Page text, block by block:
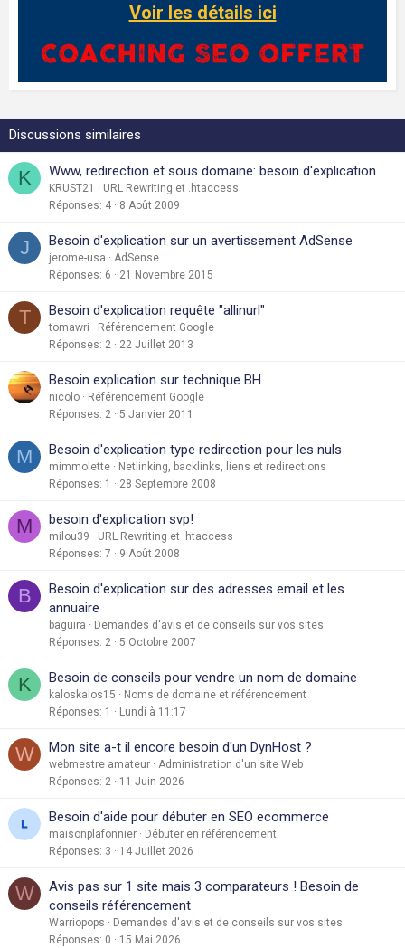
Voir les détails ici
Discussions similaires
K Www, redirection et sous domaine: besoin d'explication
KRUST21
URL Rewriting et .htaccess
Réponses 4 8 Août 2009
J Besoin d'explication sur un avertissement AdSense
jerome-usa
AdSense
Réponses 6 21 Novembre 2015
T Besoin d'explication requête "allinurl"
tomawri
Référencement Google
Réponses 2 22 Juillet 2013
Besoin explication sur technique BH
nicolo
Référencement Google
Réponses 2 5 Janvier 2011
M Besoin d'explication type redirection pour les nuls
mimmolette
Netlinking, backlinks, liens et redirections
Réponses 1 28 Septembre 2008
M besoin d'explication svp!
milou39
URL Rewriting et .htaccess
Réponses 7 9 Août 2008
B
Besoin d'explication sur des adresses email et les
annuaire
baguira
Demandes d'avis et de conseils sur vos sites
Réponses 2 5 Octobre 2007
K Besoin de conseils pour vendre un nom de domaine
kaloskalos15
Noms de domaine et référencement
Réponses 1 Lundi à 11:17
W Mon site a-t il encore besoin d'un DynHost ?
webmestre amateur
Administration d'un site Web
Réponses 2 11 Juin 2026
Besoin d'aide pour débuter en SEO ecommerce
maisonplafonnier
Débuter en référencement
Réponses 3 14 Juillet 2026
W
Avis pas sur 1 site mais 3 comparateurs ! Besoin de
conseils référencement
Warriopops
Demandes d'avis et de conseils sur vos sites
Réponses 0 15 Mai 2026